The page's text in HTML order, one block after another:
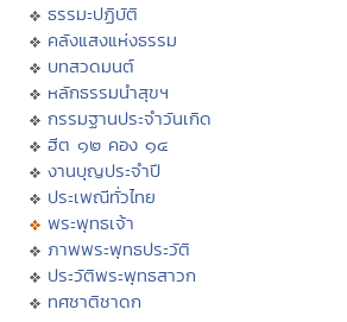
ธรรมะปฏิบัติ
คลังแสงแห่งธรรม
บทสวดมนต์
หลักธรรมนำสุขฯ
กรรมฐานประจำวันเกิด
ฮีต ๑๒ คอง ๑๔
งานบุญประจำปี
ประเพณีทั่วไทย
พระพุทธเจ้า
ภาพพระพุทธประวัติ
ประวัติพระพุทธสาวก
ทศชาติชาดก